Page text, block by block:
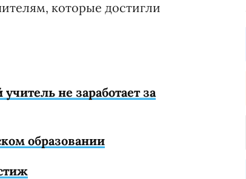
которые достигли
не заработает за
образовании